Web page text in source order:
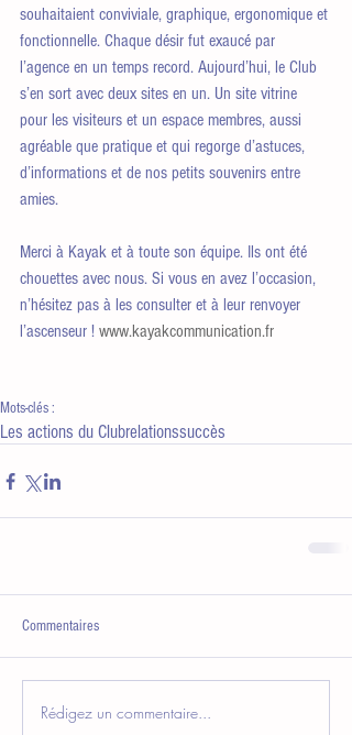
souhaitaient conviviale, graphique, ergonomique et
fonctionnelle. Chaque désir fut exaucé par
l’agence en un temps record. Aujourd’hui, le Club
s’en sort avec deux sites en un. Un site vitrine
pour les visiteurs et un espace membres, aussi
agréable que pratique et qui regorge d’astuces,
d’informations et de nos petits souvenirs entre
amies.
Merci à Kayak et à toute son équipe. Ils ont été
chouettes avec nous. Si vous en avez l’occasion,
n’hésitez pas à les consulter et à leur renvoyer
l’ascenseur ! www.kayakcommunication.fr
Mots-clés :
Les actions du Clubrelationssuccès
Commentaires
Rédigez un commentaire...